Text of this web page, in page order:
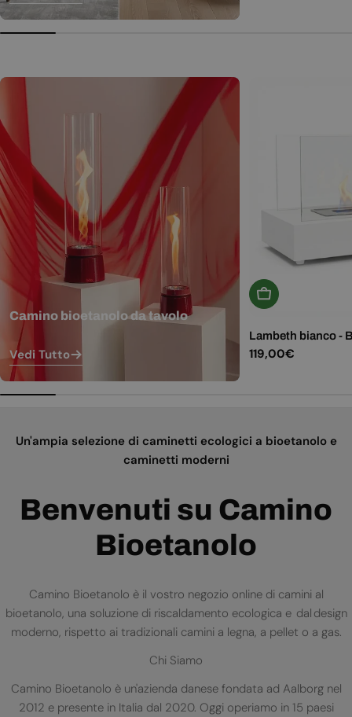
Camino bioetanolo da tavolo
Vedi Tutto
Aggiungi Al
Lambeth bianco -
Prezzo
119,00€
Un'ampia selezione di caminetti ecologici a bioetanolo e
caminetti moderni
Benvenuti su Camino
Bioetanolo
Camino Bioetanolo è il vostro negozio online di camini al
bioetanolo, una soluzione di riscaldamento ecologica e dal design
moderno, rispetto ai tradizionali camini a legna, a pellet o a gas.
Chi Siamo
Camino Bioetanolo è un'azienda danese fondata ad Aalborg nel
2012 e presente in Italia dal 2020. Oggi operiamo in 15 paesi